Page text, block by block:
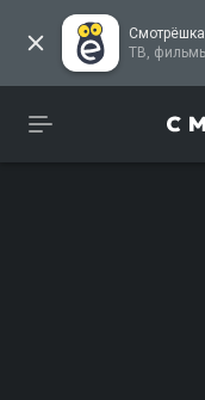
Смотрёшка